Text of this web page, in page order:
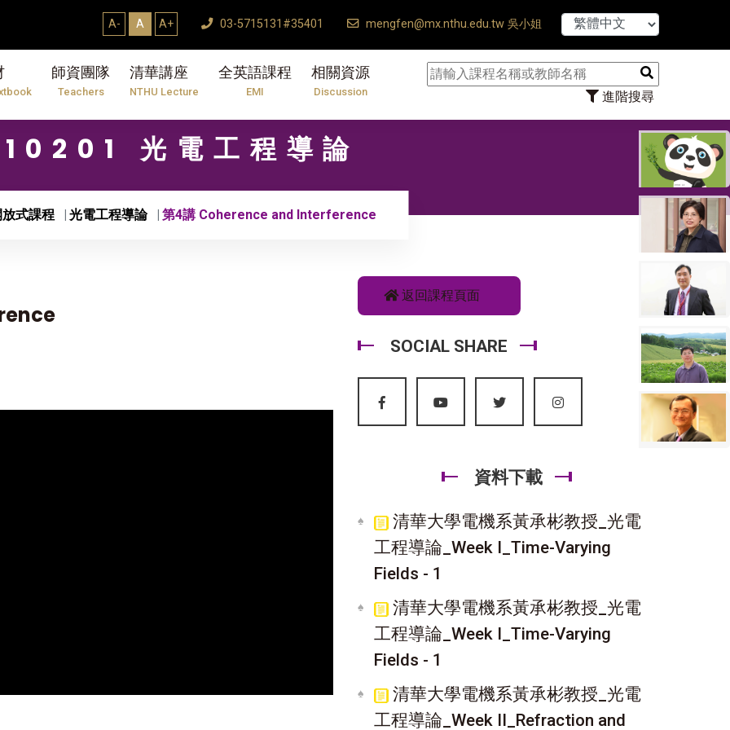
A- A A+ 03-5715131#35401 mengfen@mx.nthu.edu.tw 吳小姐
師資團隊
Teachers
清華講座
NTHU Lecture
全英語課程
EMI
相關資源
Discussion 進階搜尋
【7/31】114
10201 光電工程導論
式課程 光電工程導論 第4講 Coherence and Interference
返回課程頁面
SOCIAL SHARE
資料下載
清華大學電機系黃承彬教授_光電
工程導論_Week I_Time-Varying
Fields - 1
清華大學電機系黃承彬教授_光電
工程導論_Week I_Time-Varying
Fields - 1
清華大學電機系黃承彬教授_光電
工程導論_Week II_Refraction and